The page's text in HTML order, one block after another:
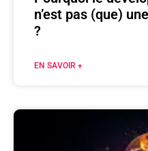
n’est pas (que)
?
EN SAVOIR +